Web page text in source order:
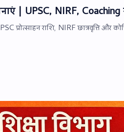
| UPSC, NIRF,
प्रोत्साहन राशि, NIRF छात्रवृत्ति और